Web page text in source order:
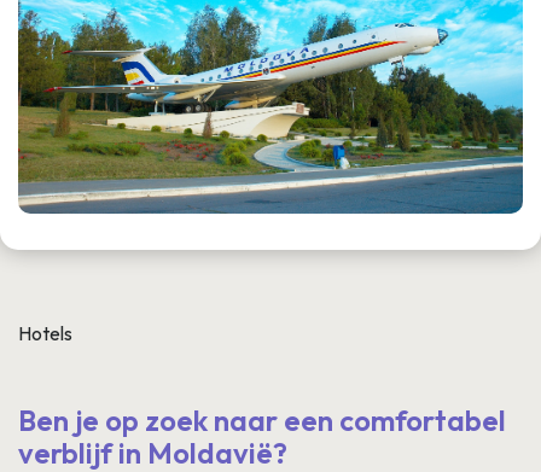
Hotels
Ben je op zoek naar een comfortabel
verblijf in Moldavië?